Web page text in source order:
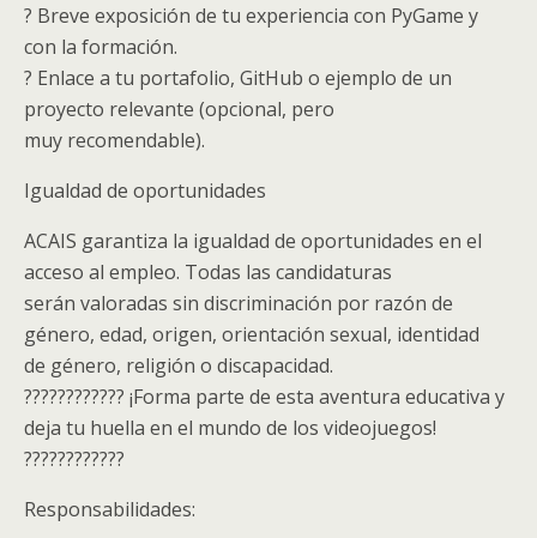
? Breve exposición de tu experiencia con PyGame y
con la formación.
? Enlace a tu portafolio, GitHub o ejemplo de un
proyecto relevante (opcional, pero
muy recomendable).
Igualdad de oportunidades
ACAIS garantiza la igualdad de oportunidades en el
acceso al empleo. Todas las candidaturas
serán valoradas sin discriminación por razón de
género, edad, origen, orientación sexual, identidad
de género, religión o discapacidad.
???????????? ¡Forma parte de esta aventura educativa y
deja tu huella en el mundo de los videojuegos!
????????????
Responsabilidades: